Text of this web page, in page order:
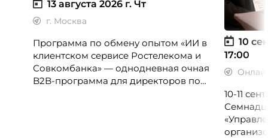
13 августа 2026 г. Чт
г. Москва
Программа по обмену опытом «ИИ в
клиентском сервисе Ростелекома и
Совкомбанка» — однодневная очная
B2B-программа для директоров по
10
17:00
10-11